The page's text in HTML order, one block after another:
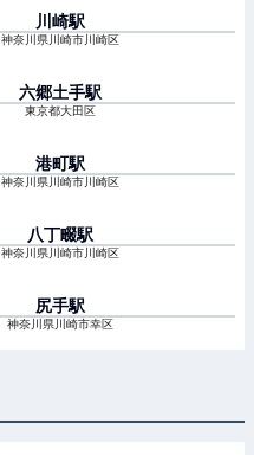
川崎駅
神奈川県川崎市川崎区
六郷土手駅
東京都大田区
港町駅
神奈川県川崎市川崎区
八丁畷駅
神奈川県川崎市川崎区
尻手駅
神奈川県川崎市幸区